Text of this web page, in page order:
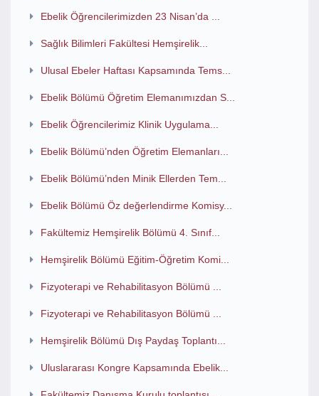
Ebelik Öğrencilerimizden 23 Nisan’da ...
Sağlık Bilimleri Fakültesi Hemşirelik...
Ulusal Ebeler Haftası Kapsamında Tems...
Ebelik Bölümü Öğretim Elemanımızdan S...
Ebelik Öğrencilerimiz Klinik Uygulama...
Ebelik Bölümü’nden Öğretim Elemanları...
Ebelik Bölümü’nden Minik Ellerden Tem...
Ebelik Bölümü Öz değerlendirme Komisy...
Fakültemiz Hemşirelik Bölümü 4. Sınıf...
Hemşirelik Bölümü Eğitim-Öğretim Komi...
Fizyoterapi ve Rehabilitasyon Bölümü ...
Fizyoterapi ve Rehabilitasyon Bölümü ...
Hemşirelik Bölümü Dış Paydaş Toplantı...
Uluslararası Kongre Kapsamında Ebelik...